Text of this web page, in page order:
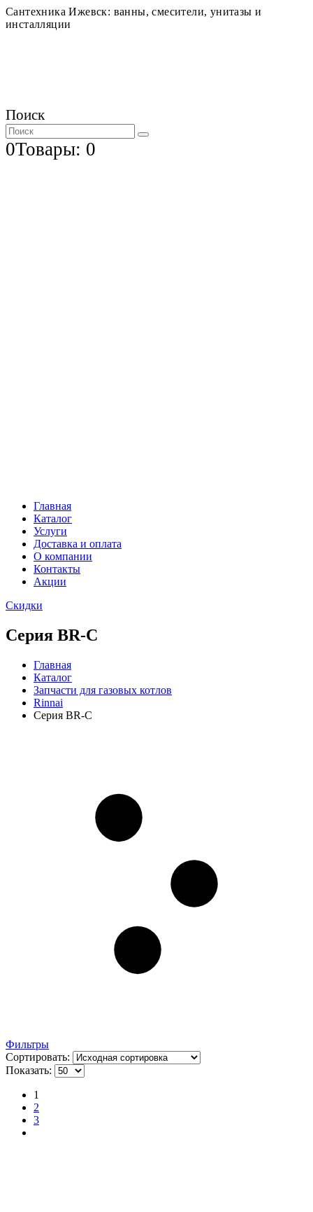
Сантехника Ижевск: ванны, смесители, унитазы и
инсталляции
Поиск
0Товары: 0
Главная
Каталог
Услуги
Доставка и оплата
О компании
Контакты
Акции
Скидки
Серия BR-C
Главная
Каталог
Запчасти для газовых котлов
Rinnai
Серия BR-C
Фильтры
Сортировать:
Показать:
1
2
3